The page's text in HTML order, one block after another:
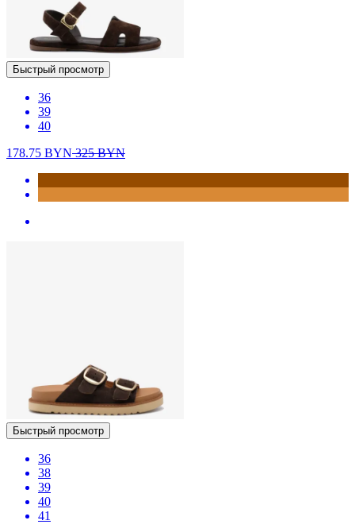
Быстрый просмотр
36
39
40
178.75 BYN325BYN
Быстрый просмотр
36
38
39
40
41